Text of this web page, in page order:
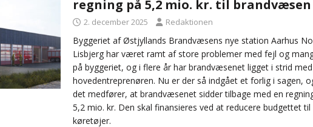
[ 7. august 2026 ]
nødsporet
AUTOHJÆLP
regning på 5,2 mio. kr. til brandvæsen
2. december 2025 Redaktionen
Byggeriet af Østjyllands Brandvæsens nye station Aarhus
Lisbjerg har været ramt af store problemer med fejl og
på byggeriet, og i flere år har brandvæsenet ligget i strid med
hovedentreprenøren. Nu er der så indgået et forlig i sagen,
det medfører, at brandvæsenet sidder tilbage med en
5,2 mio. kr. Den skal finansieres ved at reducere budgettet til
køretøjer.